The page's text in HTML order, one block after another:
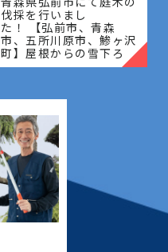
伐採を行いまし
た！ 【弘前市、青森
市、五所川原市、鯵ヶ沢
町】屋根からの雪下ろ
し・除雪・排雪などの作
定・草刈りなどのお庭の
こと、造園・